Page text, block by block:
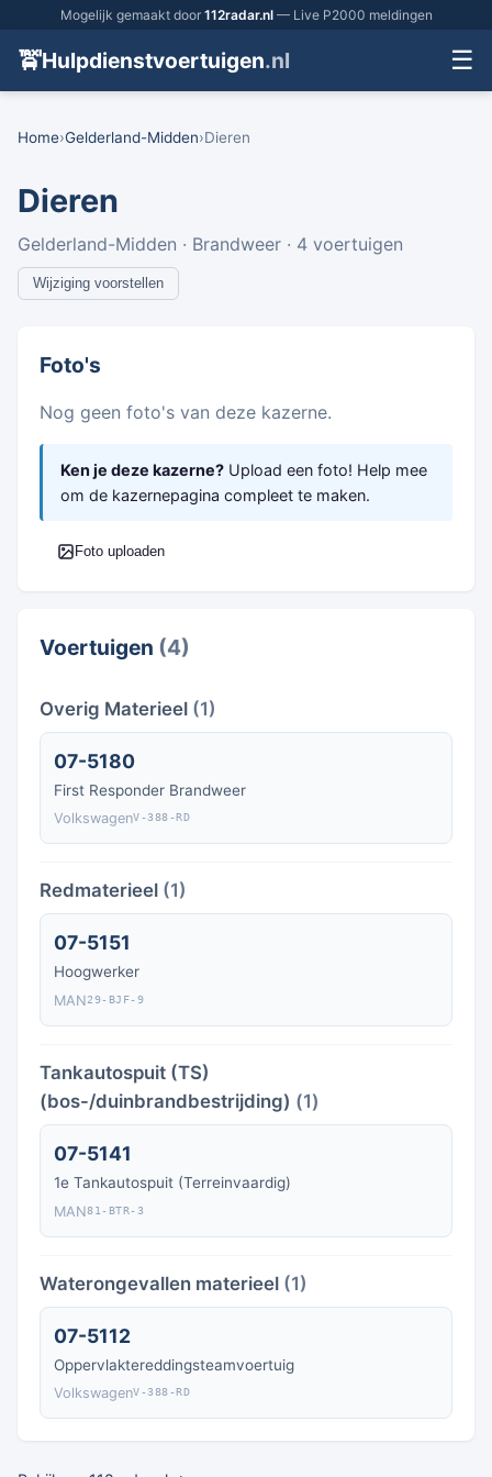
Mogelijk gemaakt door 112radar.nl— Live P2000 meldingen
🚖Hulpdienstvoertuigen.nl ☰
Home›Gelderland-Midden›Dieren
Dieren
Gelderland-Midden · Brandweer · 4 voertuigen
Wijziging voorstellen
Foto's
Nog geen foto's van deze kazerne.
Ken je deze kazerne? Upload een foto! Help mee
om de kazernepagina compleet te maken.
Foto uploaden
Voertuigen (4)
Overig Materieel (1)
07-5180
First Responder Brandweer
VolkswagenV-388-RD
Redmaterieel (1)
07-5151
Hoogwerker
MAN29-BJF-9
Tankautospuit (TS)
(bos-/duinbrandbestrijding) (1)
07-5141
1e Tankautospuit (Terreinvaardig)
MAN81-BTR-3
Waterongevallen materieel (1)
07-5112
Oppervlaktereddingsteamvoertuig
VolkswagenV-388-RD